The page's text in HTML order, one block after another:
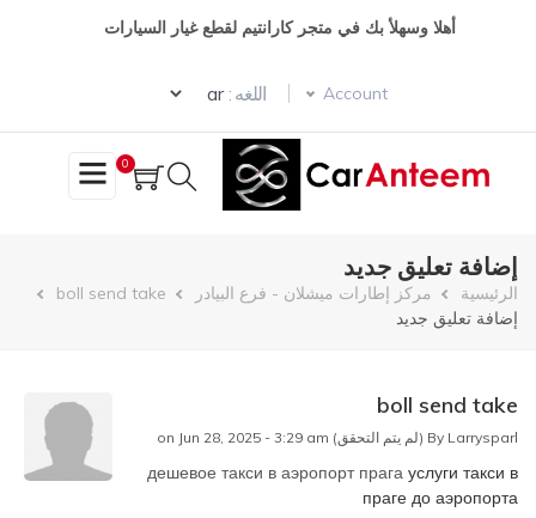
أهلا وسهلأ بك في متجر كارانتيم لقطع غيار السيارات
Account اللغه :
Select your language
0
إضافة تعليق جديد
مسار
الرئيسية مركز إطارات ميشلان - فرع البيادر
boll send take
إضافة تعليق جديد
boll send take
By Larrysparl (لم يتم التحقق)
дешевое такси в аэропорт прага услуги такси в
праге до аэропорта